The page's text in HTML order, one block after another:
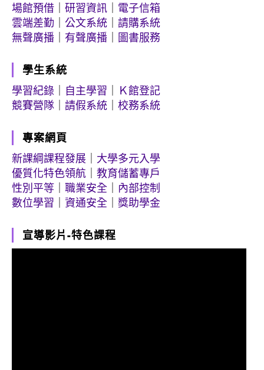
場館預借
研習資訊
電子信箱
雲端差勤
公文系統
請購系統
無聲廣播
有聲廣播 圖書服務
學生系統
學習紀錄
自主學習
Ｋ館登記
競賽營隊
請假系統 校務系統
專案網頁
新課綱課程發展
大學多元入學
優質化特色領航
教育儲蓄專戶
性別平等
職業安全
內部控制
數位學習
資通安全 獎助學金
宣導影片-特色課程